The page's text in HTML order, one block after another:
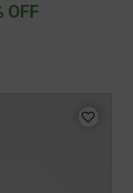
from
OFF